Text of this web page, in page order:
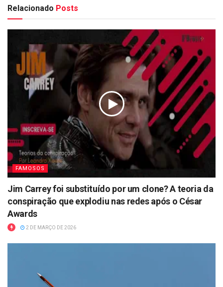
Relacionado Posts
FAMOSOS
Jim Carrey foi substituído por um clone? A teoria da
conspiração que explodiu nas redes após o César
Awards
2 DE MARÇO DE 2026